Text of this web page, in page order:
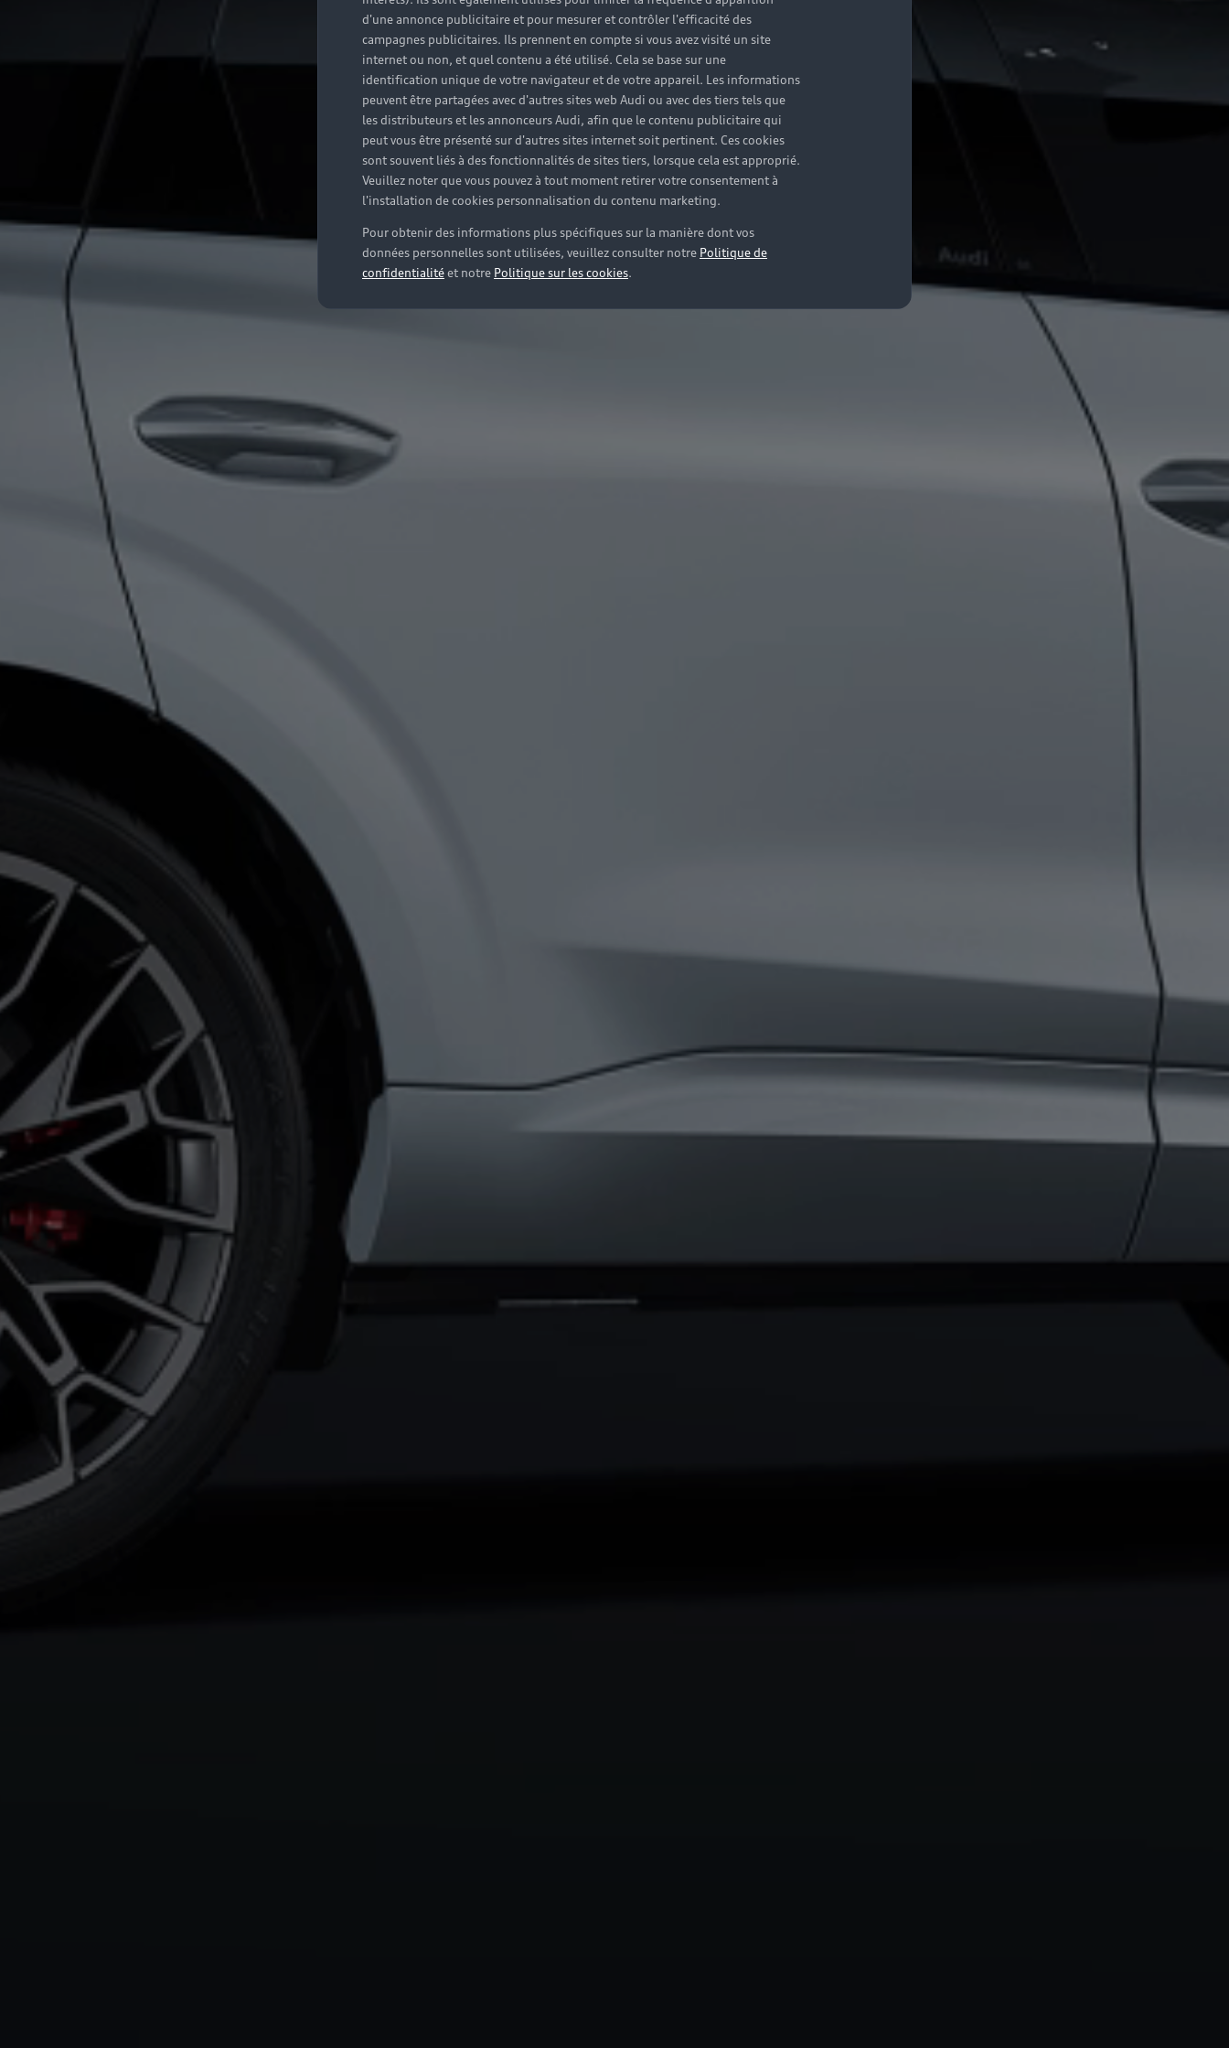
d'une annonce publicitaire et pour mesurer et contrôler l'efficacité des
campagnes publicitaires. Ils prennent en compte si vous avez visité un site
internet ou non, et quel contenu a été utilisé. Cela se base sur une
identification unique de votre navigateur et de votre appareil. Les informations
peuvent être partagées avec d'autres sites web Audi ou avec des tiers tels que
les distributeurs et les annonceurs Audi, afin que le contenu publicitaire qui
peut vous être présenté sur d'autres sites internet soit pertinent. Ces cookies
sont souvent liés à des fonctionnalités de sites tiers, lorsque cela est approprié.
Veuillez noter que vous pouvez à tout moment retirer votre consentement à
l'installation de cookies personnalisation du contenu marketing.
Pour obtenir des informations plus spécifiques sur la manière dont vos
données personnelles sont utilisées, veuillez consulter notre Politique de
confidentialitéet notre Politique sur les cookies.